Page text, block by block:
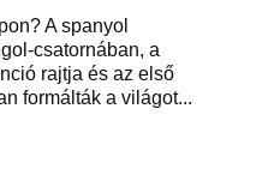
A spanyol
csatornában, a
rajtja és az első
formálták a világot...